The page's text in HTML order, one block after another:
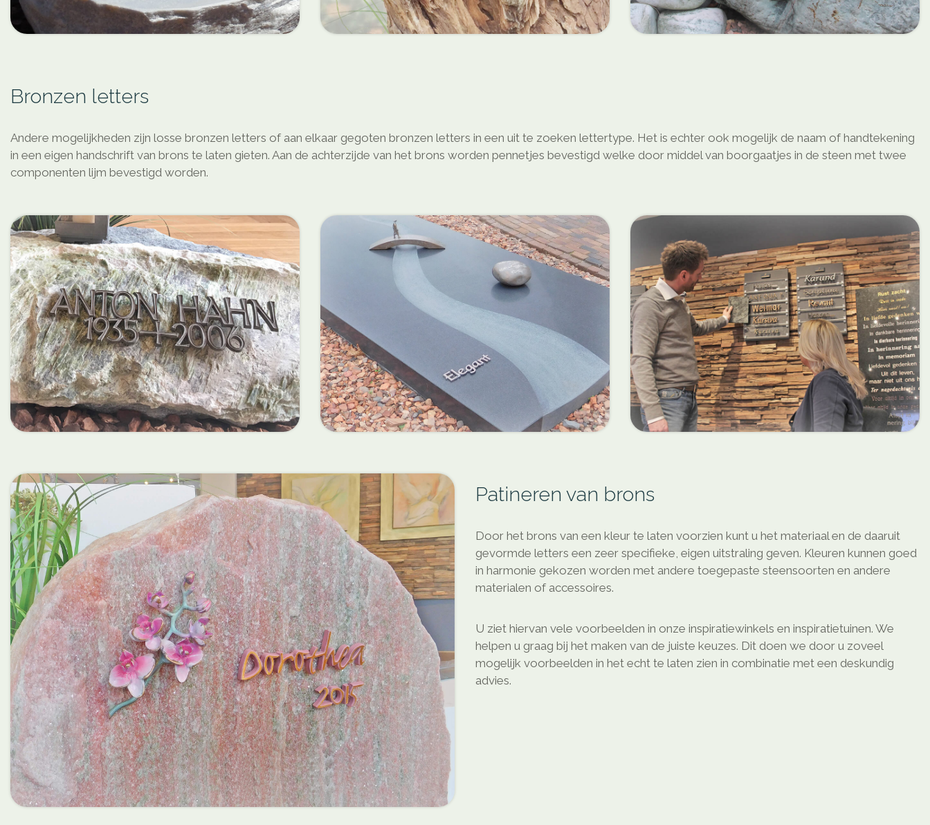
Bronzen letters
Andere mogelijkheden zijn losse bronzen letters of aan elkaar gegoten bronzen letters in een uit te zoeken lettertype. Het is echter ook mogelijk de naam of handtekening
in een eigen handschrift van brons te laten gieten. Aan de achterzijde van het brons worden pennetjes bevestigd welke door middel van boorgaatjes in de steen met twee
componenten lijm bevestigd worden.
Patineren van brons
Door het brons van een kleur te laten voorzien kunt u het materiaal en de daaruit
gevormde letters een zeer specifieke, eigen uitstraling geven. Kleuren kunnen goed
in harmonie gekozen worden met andere toegepaste steensoorten en andere
materialen of accessoires.
U ziet hiervan vele voorbeelden in onze inspiratiewinkels en inspiratietuinen. We
helpen u graag bij het maken van de juiste keuzes. Dit doen we door u zoveel
mogelijk voorbeelden in het echt te laten zien in combinatie met een deskundig
advies.